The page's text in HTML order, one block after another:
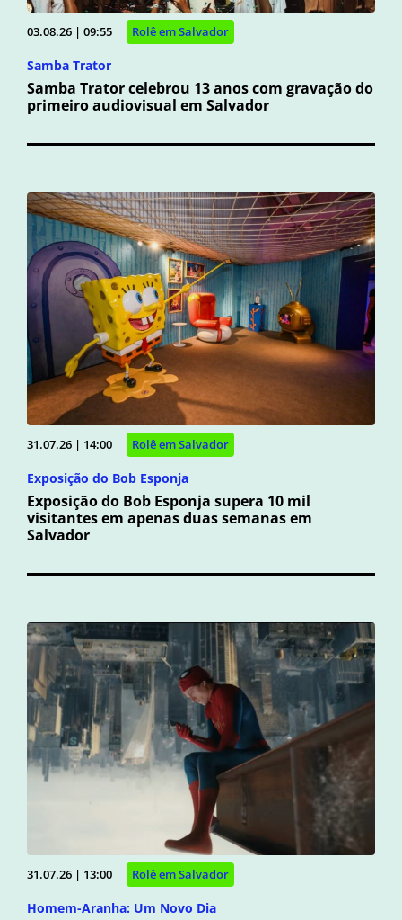
03.08.26 | 09:55 Rolê em Salvador
Samba Trator
Samba Trator celebrou 13 anos com gravação do
primeiro audiovisual em Salvador
31.07.26 | 14:00 Rolê em Salvador
Exposição do Bob Esponja
Exposição do Bob Esponja supera 10 mil
visitantes em apenas duas semanas em
Salvador
31.07.26 | 13:00 Rolê em Salvador
Homem-Aranha: Um Novo Dia